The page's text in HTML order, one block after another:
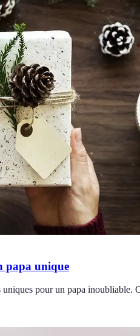
papa unique
pour un papa inoubliable.